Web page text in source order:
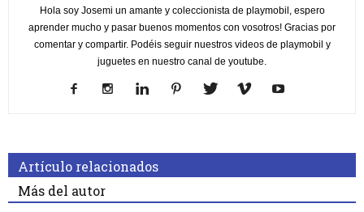
Hola soy Josemi un amante y coleccionista de playmobil, espero
aprender mucho y pasar buenos momentos con vosotros! Gracias por
comentar y compartir. Podéis seguir nuestros videos de playmobil y
juguetes en nuestro canal de youtube.
Artículo relacionados
Más del autor